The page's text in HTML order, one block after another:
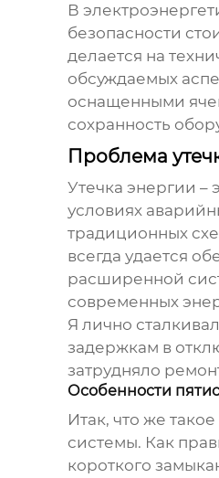
В
безопасности
делается на
обсуждаемых
оснащенными
сохранность
Проблема
Утечка энергии –
условиях
традиционных
всегда удается
расширенной
современных
Я лично
задержкам в
затрудняло
Особенности
Итак, что же
системы. Как
короткого